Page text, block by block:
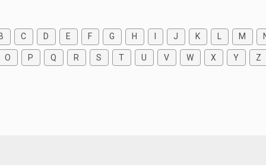
C D E F G H J K L M
O P Q R S T U V W X Y Z